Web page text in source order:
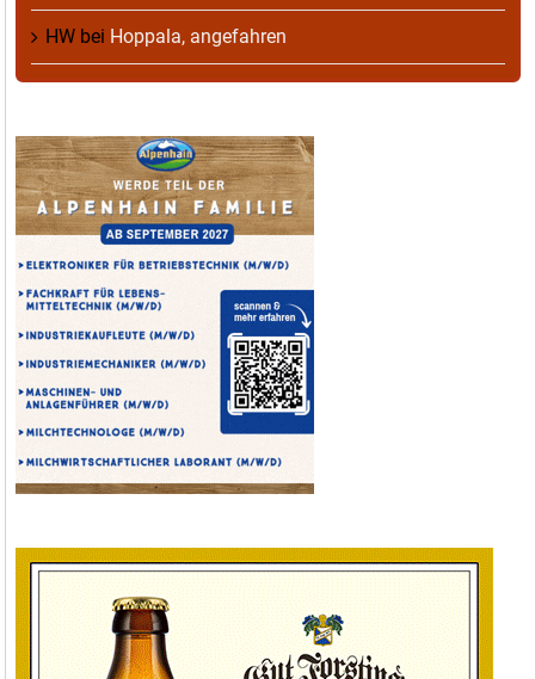
HW bei Hoppala, angefahren